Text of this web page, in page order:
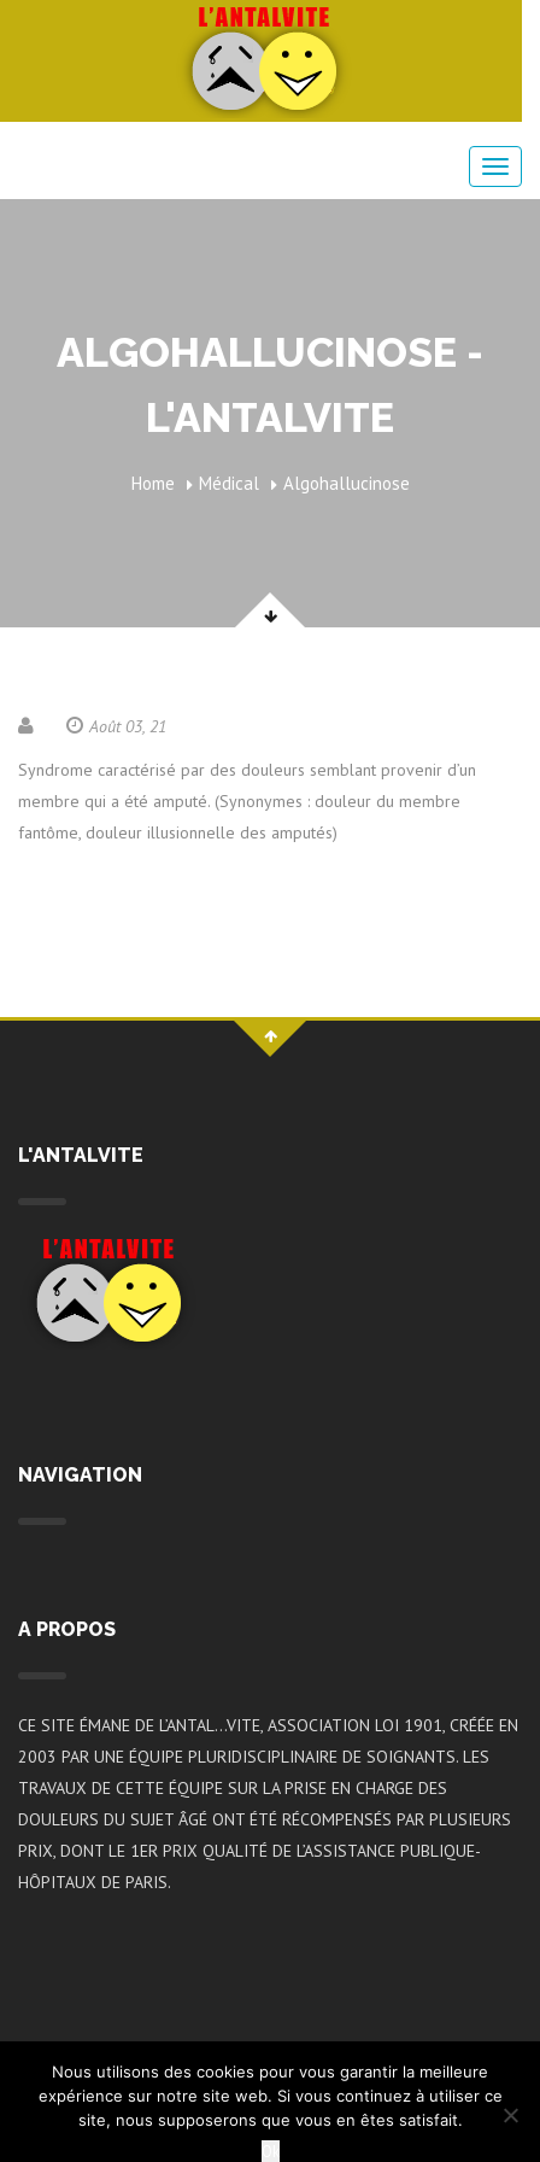
ALGOHALLUCINOSE -
L'ANTALVITE
Home Médical Algohallucinose
Août 03, 21
Syndrome caractérisé par des douleurs semblant provenir d’un
membre qui a été amputé. (Synonymes : douleur du membre
fantôme, douleur illusionnelle des amputés)
L'ANTALVITE
NAVIGATION
A PROPOS
CE SITE ÉMANE DE L’ANTAL…VITE, ASSOCIATION LOI 1901, CRÉÉE EN
2003 PAR UNE ÉQUIPE PLURIDISCIPLINAIRE DE SOIGNANTS. LES
TRAVAUX DE CETTE ÉQUIPE SUR LA PRISE EN CHARGE DES
DOULEURS DU SUJET ÂGÉ ONT ÉTÉ RÉCOMPENSÉS PAR PLUSIEURS
PRIX, DONT LE 1ER PRIX QUALITÉ DE L’ASSISTANCE PUBLIQUE-
HÔPITAUX DE PARIS.
2021 ©L’ANTAL…VITE | Réalisation Koredge
Nous utilisons des cookies pour vous garantir la meilleure
expérience sur notre site web. Si vous continuez à utiliser ce
site, nous supposerons que vous en êtes satisfait.